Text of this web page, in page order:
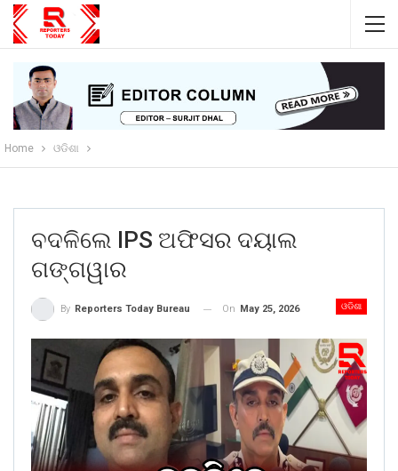
Home ଓଡିଶା
ବଦଳିଲେ IPS ଅଫିସର ଦୟାଲ
ଗଙ୍ଗୱାର
ଓଡିଶା
By Reporters Today Bureau On May 25, 2026